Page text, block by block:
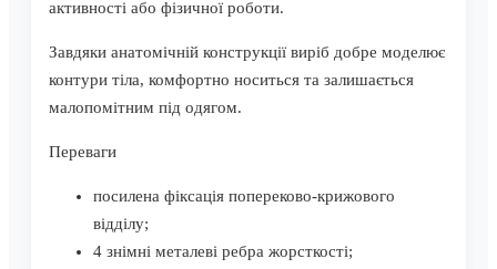
активності або фізичної роботи.
Завдяки анатомічній конструкції виріб добре моделює
контури тіла, комфортно носиться та залишається
малопомітним під одягом.
Переваги
посилена фіксація попереково-крижового
відділу;
4 знімні металеві ребра жорсткості;